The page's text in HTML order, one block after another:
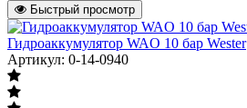
Быстрый просмотр
Гидроаккумулятор WAO 10 бар Wester
Артикул: 0-14-0940